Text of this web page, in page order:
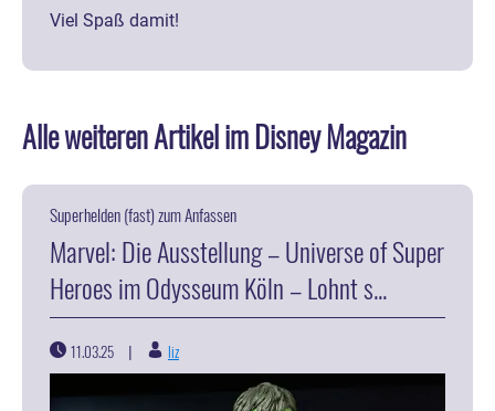
Viel Spaß damit!
Alle weiteren Artikel im Disney Magazin
Superhelden (fast) zum Anfassen
Marvel: Die Ausstellung – Universe of Super
Heroes im Odysseum Köln – Lohnt s...
11.03.25 | liz